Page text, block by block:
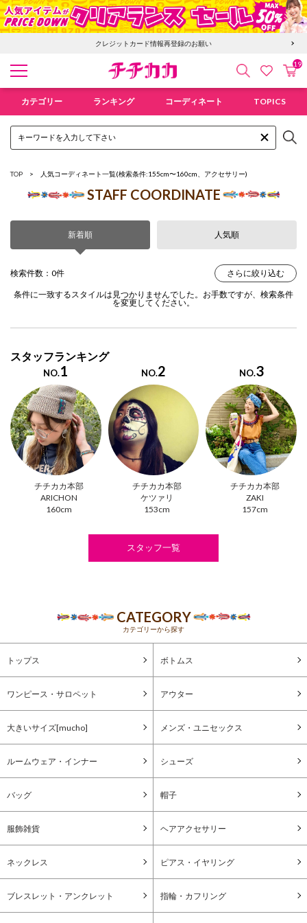
クレジットカード情報再登録のお願い
検索 お気にカ
19
カテゴリー ランキング コーディネート TOPICS
TOP 人気コーディネート一覧(検索条件:155cm〜160cm、アクセサリー)
STAFF COORDINATE
新着順 人気順
検索件数：0件 さらに絞り込む
条件に一致するスタイルは見つかりませんでした。お手数ですが、検索条件
を変更してください。
スタッフランキング
NO.1
チチカカ本部
ARICHON
160cm
NO.2
チチカカ本部
ケツァリ
153cm
NO.3
チチカカ本部
ZAKI
157cm
スタッフ一覧
CATEGORY
カテゴリーから探す
トップス ボトムス
ワンピース・サロペット アウター
大きいサイズ[mucho] メンズ・ユニセックス
ルームウェア・インナー シューズ
バッグ 帽子
服飾雑貨 ヘアアクセサリー
ネックレス ピアス・イヤリング
ブレスレット・アンクレット 指輪・カフリング